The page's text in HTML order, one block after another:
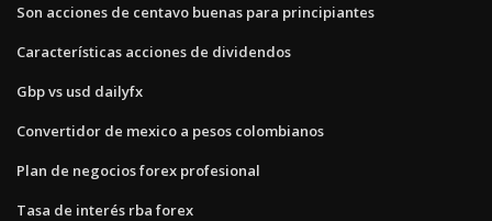
Son acciones de centavo buenas para principiantes
Características acciones de dividendos
Gbp vs usd dailyfx
Convertidor de mexico a pesos colombianos
Plan de negocios forex profesional
Tasa de interés rba forex